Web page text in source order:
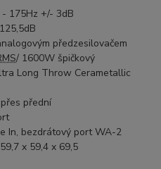
- 175Hz +/- 3dB
předzesilovačem
/ 1600W špičkový
Long Throw Cerametallic
přední
In, bezdrátový port WA-2
x 59,4 x 69,5